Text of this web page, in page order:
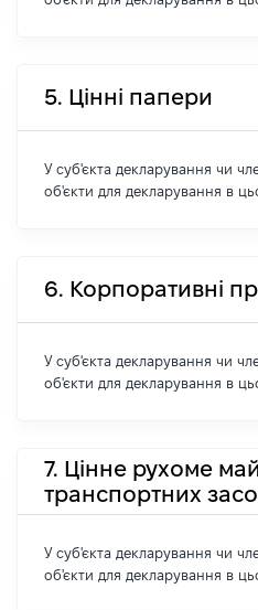
5. Цінні папери
У суб'єкта декларування чи
об'єкти для декларування в
6. Корпоративні
У суб'єкта декларування чи
об'єкти для декларування в
7. Цінне рухоме
транспортних
У суб'єкта декларування чи
об'єкти для декларування в